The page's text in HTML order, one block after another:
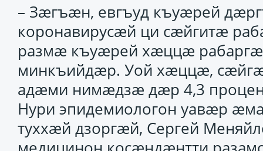
– Зӕгъӕн, евгъуд къуӕрей
коронавирусӕй ци сӕйгитӕ
размӕ къуӕрей хӕццӕ
минкъийдӕр. Уой хӕццӕ,
адӕми нимӕдзӕ дӕр 4,3
Нури эпидемиологон уавӕр
туххӕй дзоргӕй, Сергей